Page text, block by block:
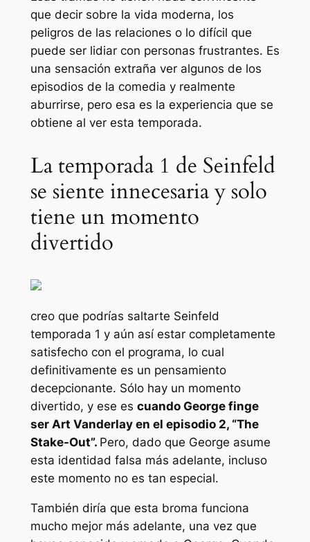
que decir sobre la vida moderna, los
peligros de las relaciones o lo difícil que
puede ser lidiar con personas frustrantes. Es
una sensación extraña ver algunos de los
episodios de la comedia y realmente
aburrirse, pero esa es la experiencia que se
obtiene al ver esta temporada.
La temporada 1 de Seinfeld
se siente innecesaria y solo
tiene un momento
divertido
creo que podrías saltarte Seinfeld
temporada 1 y aún así estar completamente
satisfecho con el programa, lo cual
definitivamente es un pensamiento
decepcionante. Sólo hay un momento
divertido, y ese es cuando George finge
ser Art Vanderlay en el episodio 2, “The
Stake-Out”. Pero, dado que George asume
esta identidad falsa más adelante, incluso
este momento no es tan especial.
También diría que esta broma funciona
mucho mejor más adelante, una vez que